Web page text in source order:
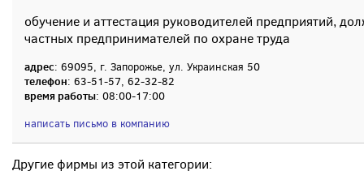
обучение и аттестация руководителей предприятий,
частных предпринимателей по охране труда
адрес: 69095, г. Запорожье, ул. Украинская 50
телефон: 63-51-57, 62-32-82
время работы: 08:00-17:00
написать письмо в компанию
Другие фирмы из этой категории: